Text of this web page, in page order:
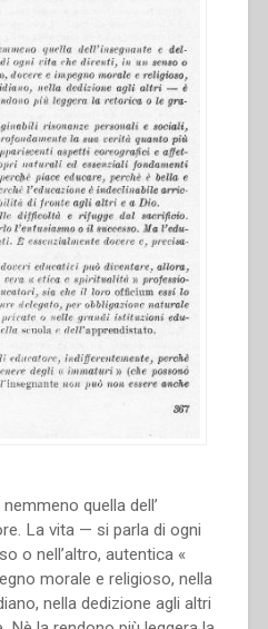
quella dell’
La vita — si parla di ogni
o nell’altro, autentica «
morale e religioso, nella
nella dedizione agli altri